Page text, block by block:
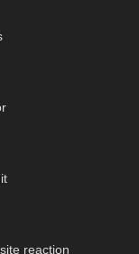
reaction